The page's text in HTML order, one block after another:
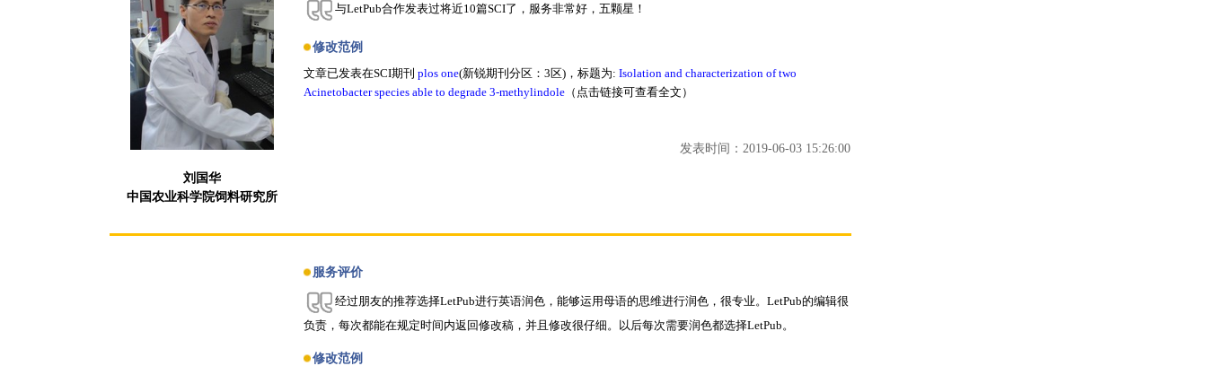
刘国华
中国农业科学院饲料研究所
与LetPub合作发表过将近10篇SCI了，服务非常好，五颗星！
修改范例
文章已发表在SCI期刊 plos one(新锐期刊分区：3区)，标题为: Isolation and characterization of two
Acinetobacter species able to degrade 3-methylindole （点击链接可查看全文）
发表时间：2019-06-03 15:26:00
服务评价
经过朋友的推荐选择LetPub进行英语润色，能够运用母语的思维进行润色，很专业。LetPub的编辑很
负责，每次都能在规定时间内返回修改稿，并且修改很仔细。以后每次需要润色都选择LetPub。
修改范例